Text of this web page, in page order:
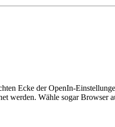
Ecke der OpenIn-
werden. Wähle sogar Browser